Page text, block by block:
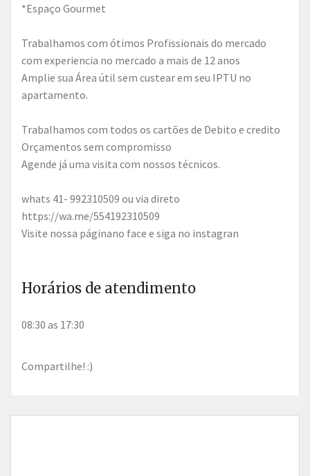
*Espaço Gourmet
Trabalhamos com ótimos Profissionais do mercado
com experiencia no mercado a mais de 12 anos
Amplie sua Área útil sem custear em seu IPTU no
apartamento.
Trabalhamos com todos os cartões de Debito e credito
Orçamentos sem compromisso
Agende já uma visita com nossos técnicos.
whats 41- 992310509 ou via direto
https://wa.me/554192310509
Visite nossa páginano face e siga no instagran
Horários de atendimento
08:30 as 17:30
Compartilhe! :)